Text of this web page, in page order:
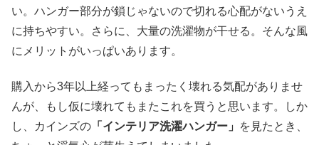
い。ハンガー部分が鎖じゃないので切れる心配がないうえ
に持ちやすい。さらに、大量の洗濯物が干せる。そんな風
にメリットがいっぱいあります。
購入から3年以上経ってもまったく壊れる気配がありませ
んが、もし仮に壊れてもまたこれを買うと思います。しか
し、カインズの 「インテリア洗濯ハンガー」
を見たとき、